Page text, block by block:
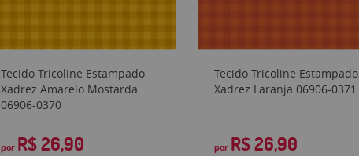
Tecido Tricoline Estampado
Xadrez Amarelo Mostarda
06906-0370
por R$ 26,90
Tecido Tricoline Estampado
Xadrez Laranja 06906-0371
por R$ 26,90